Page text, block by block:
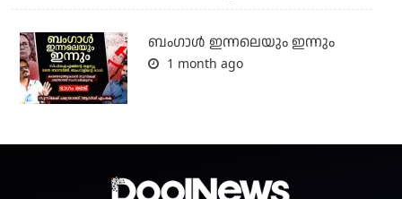
ബംഗാള്‍ ഇന്നലെയും ഇന്നും
1 month ago